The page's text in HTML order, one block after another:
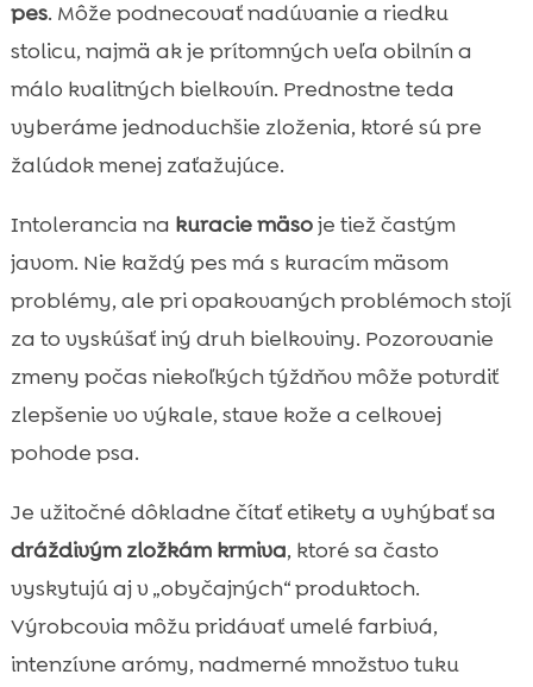
pes. Môže podnecovať nadúvanie a riedku
stolicu, najmä ak je prítomných veľa obilnín a
málo kvalitných bielkovín. Prednostne teda
vyberáme jednoduchšie zloženia, ktoré sú pre
žalúdok menej zaťažujúce.
Intolerancia na kuracie mäsoje tiež častým
javom. Nie každý pes má s kuracím mäsom
problémy, ale pri opakovaných problémoch stojí
za to vyskúšať iný druh bielkoviny. Pozorovanie
zmeny počas niekoľkých týždňov môže potvrdiť
zlepšenie vo výkale, stave kože a celkovej
pohode psa.
Je užitočné dôkladne čítať etikety a vyhýbať sa
dráždivým zložkám krmiva, ktoré sa často
vyskytujú aj v „obyčajných“ produktoch.
Výrobcovia môžu pridávať umelé farbivá,
intenzívne arómy, nadmerné množstvo tuku